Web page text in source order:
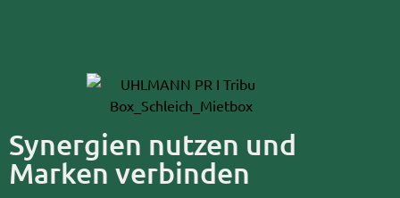
Synergien nutzen und
Marken verbinden